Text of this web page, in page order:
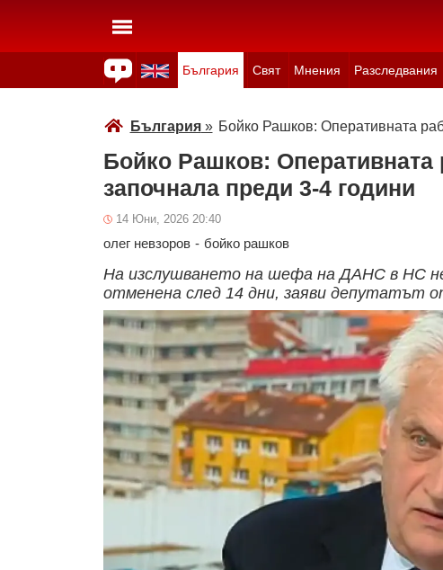
България Свят Мнения Разследвания
България» Бойко Рашков: Оперативната
Бойко Рашков: Оперативната
започнала преди 3-4 години
14 Юни, 2026 20:40
олег невзоров - бойко рашков
На изслушването на шефа на ДАНС в НС
отменена след 14 дни, заяви депутатът